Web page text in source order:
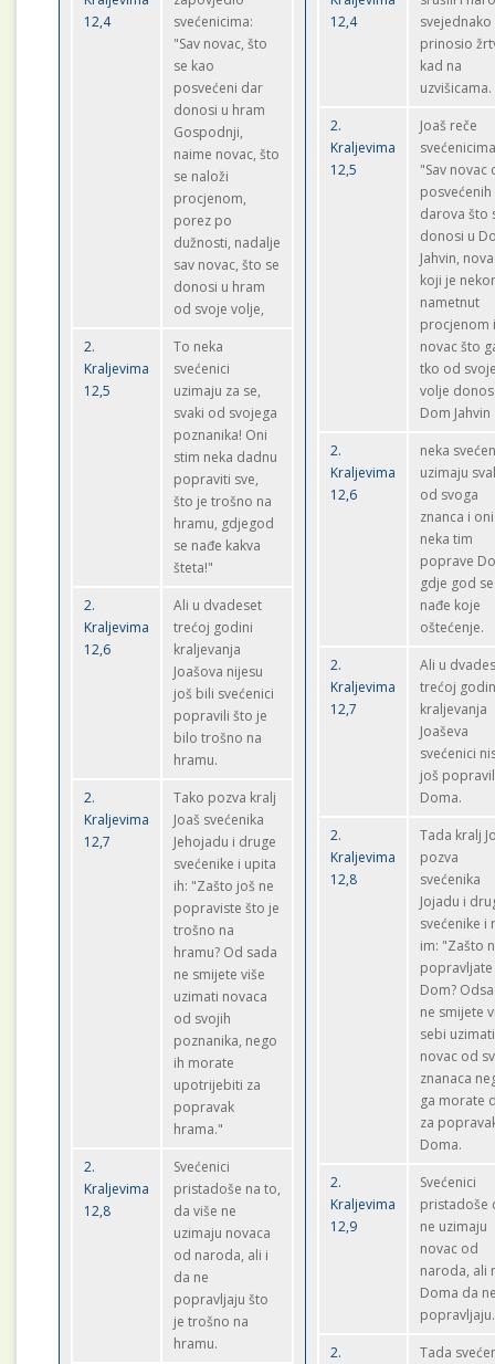
12,4
svećenicima:
"Sav novac, što
se kao
posvećeni dar
donosi u hram
Gospodnji,
naime novac, što
se naloži
procjenom,
porez po
dužnosti, nadalje
sav novac, što se
donosi u hram
od svoje volje,
2.
Kraljevima
12,5
To neka
svećenici
uzimaju za se,
svaki od svojega
poznanika! Oni
stim neka dadnu
popraviti sve,
što je trošno na
hramu, gdjegod
se nađe kakva
šteta!"
2.
Kraljevima
12,6
Ali u dvadeset
trećoj godini
kraljevanja
Joašova nijesu
još bili svećenici
popravili što je
bilo trošno na
hramu.
2.
Kraljevima
12,7
Tako pozva kralj
Joaš svećenika
Jehojadu i druge
svećenike i upita
ih: "Zašto još ne
popraviste što je
trošno na
hramu? Od sada
ne smijete više
uzimati novaca
od svojih
poznanika, nego
ih morate
upotrijebiti za
popravak
hrama."
2.
Kraljevima
12,8
Svećenici
pristadoše na to,
da više ne
uzimaju novaca
od naroda, ali i
da ne
popravljaju što
je trošno na
hramu.
12,4
svejednako
prinosio
kad na
uzvišicama.
2.
Kraljevima
12,5
Joaš reče
"Sav novac
posvećenih
darova što
donosi u
Jahvin,
koji je
nametnut
procjenom
novac što
tko od
volje
Dom Jahvin
2.
Kraljevima
12,6
neka
uzimaju
od svoga
znanca i oni
neka tim
poprave
gdje god se
nađe koje
oštećenje.
2.
Kraljevima
12,7
Ali u
trećoj
kraljevanja
Joaševa
svećenici
još
Doma.
2.
Kraljevima
12,8
Tada kralj
pozva
svećenika
Jojadu i
svećenike i
im: "Zašto
popravljate
Dom?
ne smijete
sebi uzimati
novac od
znanaca
ga morate
za
Doma.
2.
Kraljevima
12,9
Svećenici
pristadoše
ne uzimaju
novac od
naroda, ali
Doma da
popravljaju.
2.
Tada